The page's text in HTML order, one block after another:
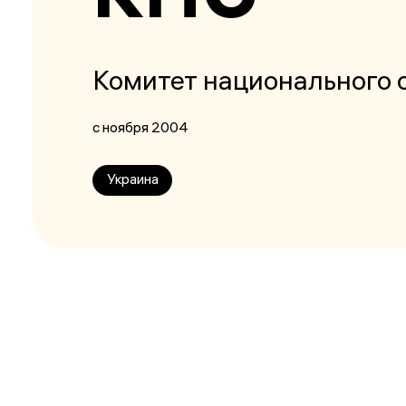
Комитет национального
с ноября 2004
Украина